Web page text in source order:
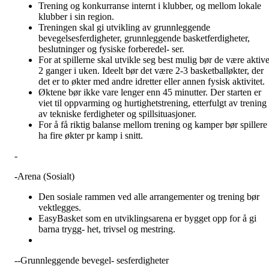
Trening og konkurranse internt i klubber, og mellom lokale
klubber i sin region.
Treningen skal gi utvikling av grunnleggende
bevegelsesferdigheter, grunnleggende basketferdigheter,
beslutninger og fysiske forberedel- ser.
For at spillerne skal utvikle seg best mulig bør de være aktive
2 ganger i uken. Ideelt bør det være 2-3 basketballøkter, der
det er to økter med andre idretter eller annen fysisk aktivitet.
Øktene bør ikke vare lenger enn 45 minutter. Der starten er
viet til oppvarming og hurtighetstrening, etterfulgt av trening
av tekniske ferdigheter og spillsituasjoner.
For å få riktig balanse mellom trening og kamper bør spillere
ha fire økter pr kamp i snitt.
-
-Arena (Sosialt)
Den sosiale rammen ved alle arrangementer og trening bør
vektlegges.
EasyBasket som en utviklingsarena er bygget opp for å gi
barna trygg- het, trivsel og mestring.
--Grunnleggende bevegel- sesferdigheter